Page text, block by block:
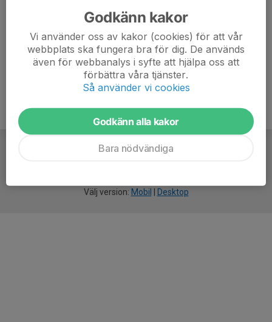
Välj version: Mobil Desktop
Godkänn kakor
Vi använder oss av kakor (cookies) för att vår
webbplats ska fungera bra för dig. De används
även för webbanalys i syfte att hjälpa oss att
förbättra våra tjänster.
Så använder vi cookies
Godkänn alla kakor
Bara nödvändiga